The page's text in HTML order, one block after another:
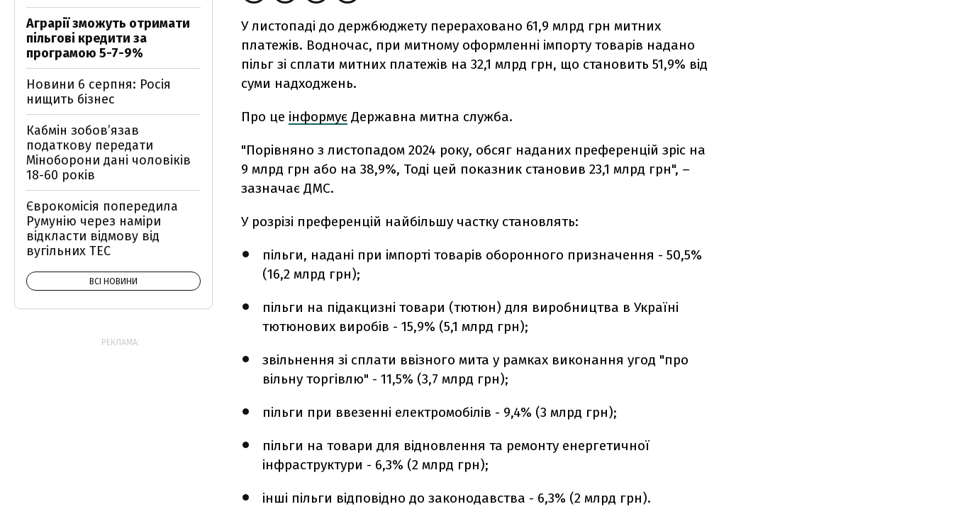
У листопаді до держбюджету перераховано 61,9 млрд грн митних
платежів. Водночас, при митному оформленні імпорту товарів надано
пільг зі сплати митних платежів на 32,1 млрд грн, що становить 51,9% від
суми надходжень.
Про це інформує Державна митна служба.
"Порівняно з листопадом 2024 року, обсяг наданих преференцій зріс на
9 млрд грн або на 38,9%, Тоді цей показник становив 23,1 млрд грн", –
зазначає ДМС.
У розрізі преференцій найбільшу частку становлять:
пільги, надані при імпорті товарів оборонного призначення - 50,5%
(16,2 млрд грн);
пільги на підакцизні товари (тютюн) для виробництва в Україні
тютюнових виробів - 15,9% (5,1 млрд грн);
звільнення зі сплати ввізного мита у рамках виконання угод "про
вільну торгівлю" - 11,5% (3,7 млрд грн);
пільги при ввезенні електромобілів - 9,4% (3 млрд грн);
пільги на товари для відновлення та ремонту енергетичної
інфраструктури - 6,3% (2 млрд грн);
інші пільги відповідно до законодавства - 6,3% (2 млрд грн).
Аграрії зможуть отримати
пільгові кредити за
програмою 5-7-9%
Новини 6 серпня: Росія
нищить бізнес
Кабмін зобовʼязав
податкову передати
Міноборони дані чоловіків
18-60 років
Єврокомісія попередила
Румунію через наміри
відкласти відмову від
вугільних ТЕС
ВСІ НОВИНИ
РЕКЛАМА: